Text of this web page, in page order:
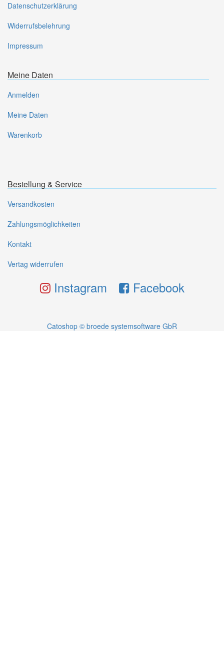
Datenschutzerklärung
Widerrufsbelehrung
Impressum
Meine Daten
Anmelden
Meine Daten
Warenkorb
Bestellung & Service
Versandkosten
Zahlungsmöglichkeiten
Kontakt
Vertag widerrufen
Instagram Facebook
Catoshop © broede systemsoftware GbR